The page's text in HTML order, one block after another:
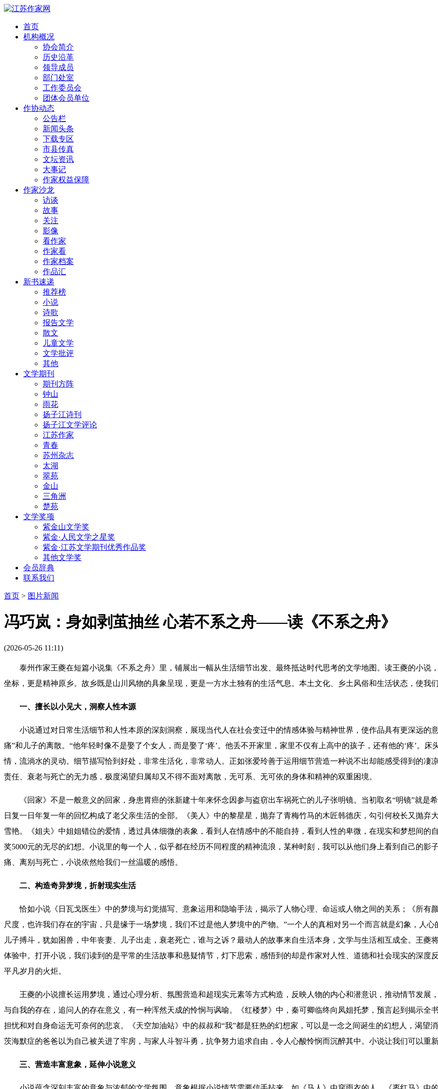
首页
机构概况
协会简介
历史沿革
领导成员
部门处室
工作委员会
团体会员单位
作协动态
公告栏
新闻头条
下载专区
市县传真
文坛资讯
大事记
作家权益保障
作家沙龙
访谈
故事
关注
影像
看作家
作家看
作家档案
作品汇
新书速递
推荐榜
小说
诗歌
报告文学
散文
儿童文学
文学批评
其他
文学期刊
期刊方阵
钟山
雨花
扬子江诗刊
扬子江文学评论
江苏作家
青春
苏州杂志
太湖
翠苑
金山
三角洲
楚苑
文学奖项
紫金山文学奖
紫金·人民文学之星奖
紫金·江苏文学期刊优秀作品奖
其他文学奖
会员辞典
联系我们
首页 > 图片新闻
冯巧岚：身如剥茧抽丝 心若不系之舟——读《不系之舟》
(2026-05-26 11:11)
泰州作家王夔在短篇小说集《不系之舟》 里 ， 铺展出一幅从生活细节出发 最终抵达时代思考的文学地图。读王夔的小说
坐标，更是精神原乡。故乡既是山川风物的具象呈现，更是一方水土独有的生活气息。 本土文化、 乡土 风俗和生活状态，使我们
一、 擅长以小见大，洞察人性本源
小说通过对日常生活细节和人性本原的深刻洞察，展现当代人在社会变迁中的情感体验与精神世界 ，使作品具有更深远的
痛”和儿子的离散。“他年轻时像不是娶了个女人，而是娶了‘疼’。他丢不开家里，家里不仅有上高中的孩子，还有他的‘疼’。床
情，流淌水的灵动。细节描写恰到好处，非常生活化，非常动人。 正如张爱玲善于运用细节营造一种说不出却能感受得到的凄
责任、衰老与死亡的无力感，极度渴望归属却又 不得不面对离散，无可系、 无可依的身体和精神的双重困境。
《回家》不是一般意义的回家，身患胃癌的张新建十年来怀念因参与盗窃出车祸死亡的儿子张明镜。当初取名“明镜”就是
日复一日年复一年的回忆构成了老父亲生活的全部。《美人》中的黎星星，抛弃了青梅竹马的木匠韩德庆，勾引何校长又抛
雪艳。《姐夫》中姐姐错位的爱情，透过具体细微的表象，看到人在情感中的不能自持，看到人性的卑微，在现实和梦想间的
奖5000元的无尽的幻想。小说里的每一个人，似乎都在经历不同程度的精神流浪，某种时刻
， 我可以从他们身上看到自己的影子
痛、离别与死亡，小说依然给我们一丝温暖的感悟。
二、构造奇异梦境，折射现实生活
恰如小说《日瓦戈医生》中的梦境与幻觉描写、意象运用和隐喻手法，揭示了人物心理、命运或人物之间的关系；《所有
尺度，也许我们存在的宇宙，只是缘于一场梦境，我们不过是他人梦境中的产物。”一个人的真相对另一个而言就是幻象，人
儿子搏斗，犹如困兽，中年丧妻、儿子出走，衰老死亡，谁与之诉？ 最动人的故事来自生活本身 ， 文学与生活相互成全。 王夔
体验中 。 打开小说，我们读到的是平常的生活故事和悬疑情节，灯下思索，感悟到的却是作家对人性、道德和社会现实的深度反
平凡岁月的火炬。
王夔的小说擅长运用梦境 ， 通过心理分析、氛围营造和超现实元素等方式构造，反映人物的内心和潜意识，推动情节发展
与自我的存在，追问人的存在意义 ， 有一种浑然天成的怜悯与讽喻。 《红楼梦》中， 秦可卿临终向凤姐托梦，预言起到揭示全
担忧和对自身命运无可奈何的悲哀。
《天空加油站》中的叔叔和“我”都是狂热的幻想家，可以是一念之间诞生的幻想人，渴
茨海默症的爸爸以为自己被关进了牢房，与家人斗智斗勇，抗争努力追求自由，令人心酸怜悯而沉醉其中。小说让我们可以重
三、营造丰富意象，延伸小说意义